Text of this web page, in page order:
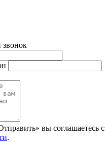
звонок
вы соглашаетесь с
.